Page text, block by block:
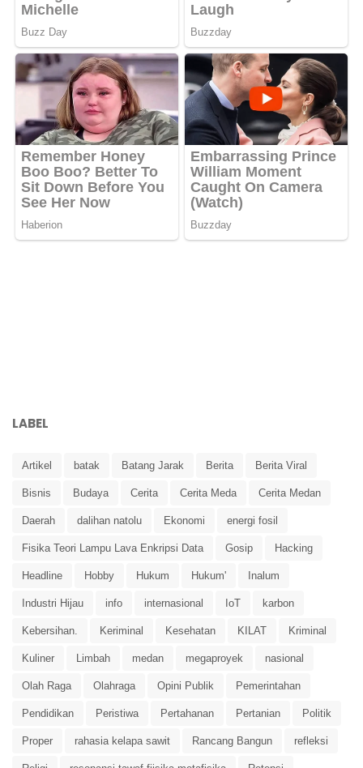
LABEL
Artikel batak Batang Jarak Berita Berita Viral
Bisnis Budaya Cerita Cerita Meda Cerita Medan
Daerah dalihan natolu Ekonomi energi fosil
Fisika Teori Lampu Lava Enkripsi Data Gosip Hacking
Headline Hobby Hukum Hukum' Inalum
Industri Hijau info internasional IoT karbon
Kebersihan. Keriminal Kesehatan KILAT Kriminal
Kuliner Limbah medan megaproyek nasional
Olah Raga Olahraga Opini Publik Pemerintahan
Pendidikan Peristiwa Pertahanan Pertanian Politik
Proper rahasia kelapa sawit Rancang Bangun refleksi